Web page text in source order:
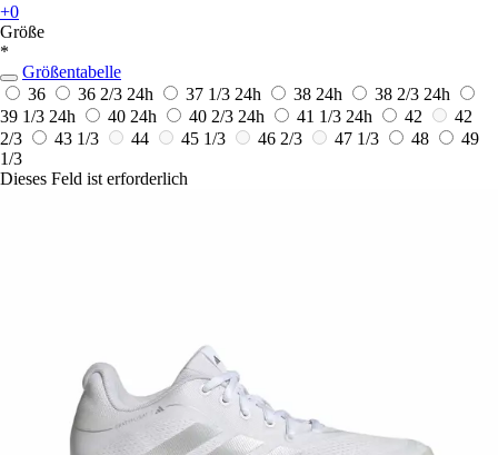
+0
Größe
*
Größentabelle
36
36 2/3 24h 37 1/3 24h 38 24h 38 2/3 24h
39 1/3 24h 40 24h 40 2/3 24h 41 1/3 24h 42
42
2/3
43 1/3 44 45 1/3 46 2/3 47 1/3 48
49
1/3
Dieses Feld ist erforderlich